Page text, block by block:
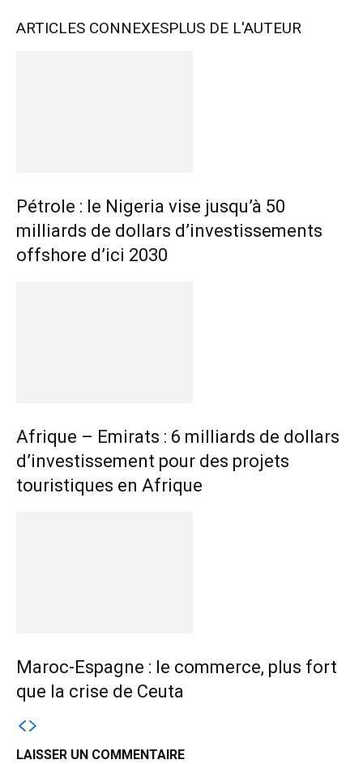
ARTICLES CONNEXESPLUS DE L'AUTEUR
Pétrole : le Nigeria vise jusqu’à 50
milliards de dollars d’investissements
offshore d’ici 2030
Afrique – Emirats : 6 milliards de dollars
d’investissement pour des projets
touristiques en Afrique
Maroc-Espagne : le commerce, plus fort
que la crise de Ceuta
LAISSER UN COMMENTAIRE